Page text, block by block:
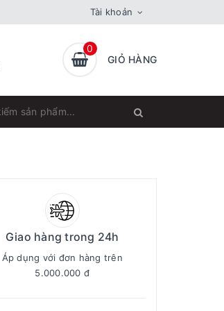
Tài khoản
0
GIỎ HÀNG
Giao hàng trong 24h
Áp dụng với đơn hàng trên
5.000.000 đ